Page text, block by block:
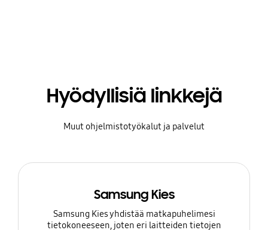
Hyödyllisiä linkkejä
Muut ohjelmistotyökalut ja palvelut
Samsung Kies
Samsung Kies yhdistää matkapuhelimesi
tietokoneeseen, joten eri laitteiden tietojen